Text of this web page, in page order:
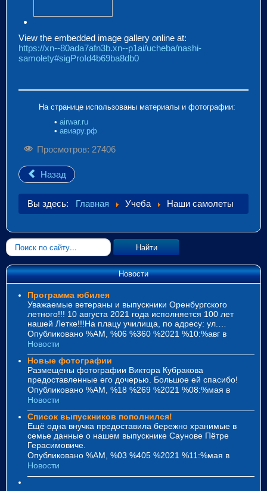
View the embedded image gallery online at:
https://xn--80ada7afn3b.xn--p1ai/ucheba/nashi-
samolety#sigProId4b69ba8db0
На странице использованы материалы и фотографии:
• airwar.ru
• авиару.рф
Просмотров: 27406
Назад
Вы здесь: Главная Учеба Наши самолеты
Искать... Найти
Новости
Программа юбилея
Уважаемые ветераны и выпускники Оренбургского
летного!!! 10 августа 2021 года исполняется 100 лет
нашей Летке!!!На плацу училища, по адресу: ул.…
Опубликовано %AM, %06 %360 %2021 %10:%авг в
Новости
Новые фотографии
Размещены фотографии Виктора Кубракова
предоставленные его дочерью. Большое ей спасибо!
Опубликовано %AM, %18 %269 %2021 %08:%мая в
Новости
Список выпускников пополнился!
Ещё одна внучка предоставила бережно хранимые в
семье данные о нашем выпускнике Саунове Пётре
Герасимовиче.
Опубликовано %AM, %03 %405 %2021 %11:%мая в
Новости